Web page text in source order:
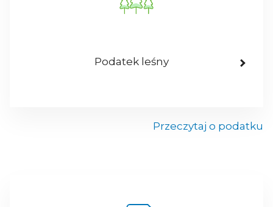
Podatek leśny
Przeczytaj o podatku